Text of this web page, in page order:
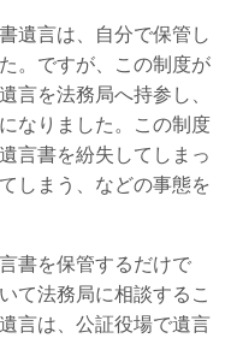
遺言は、自分で保管し
。ですが、この制度が
言を法務局へ持参し、
なりました。この制度
言書を紛失してしまっ
しまう、などの事態を
書を保管するだけで
て法務局に相談するこ
言は、公証役場で遺言